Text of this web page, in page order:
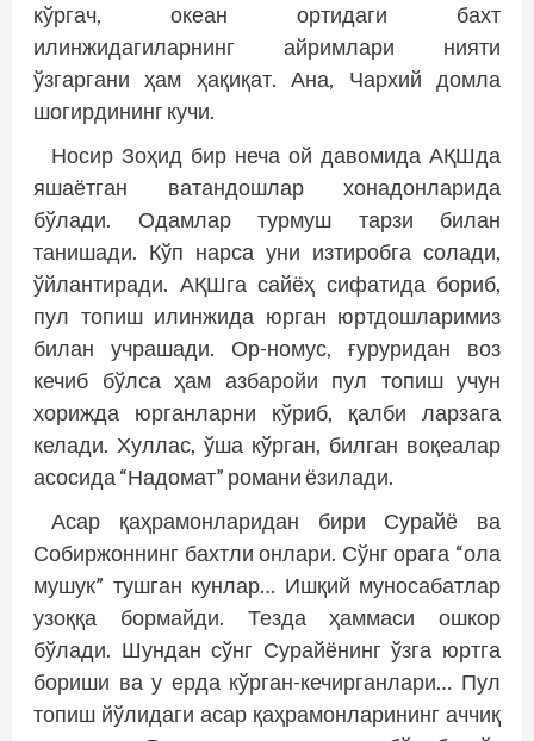
кўргач, океан ортидаги бахт
илинжидагиларнинг айримлари нияти
ўзгаргани ҳам ҳақиқат. Ана, Чархий домла
шогирдининг кучи.
Носир Зоҳид бир неча ой давомида АҚШда
яшаётган ватандошлар хонадонларида
бўлади. Одамлар турмуш тарзи билан
танишади. Кўп нарса уни изтиробга солади,
ўйлантиради. АҚШга сайёҳ сифатида бориб,
пул топиш илинжида юрган юртдошларимиз
билан учрашади. Ор-номус, ғуруридан воз
кечиб бўлса ҳам азбаройи пул топиш учун
хорижда юрганларни кўриб, қалби ларзага
келади. Хуллас, ўша кўрган, билган воқеалар
асосида “Надомат” романи ёзилади.
Асар қаҳрамонларидан бири Сурайё ва
Собиржоннинг бахтли онлари. Сўнг орага “ола
мушук” тушган кунлар… Ишқий муносабатлар
узоққа бормайди. Тезда ҳаммаси ошкор
бўлади. Шундан сўнг Сурайёнинг ўзга юртга
бориши ва у ерда кўрган-кечирганлари… Пул
топиш йўлидаги асар қаҳрамонларининг аччиқ